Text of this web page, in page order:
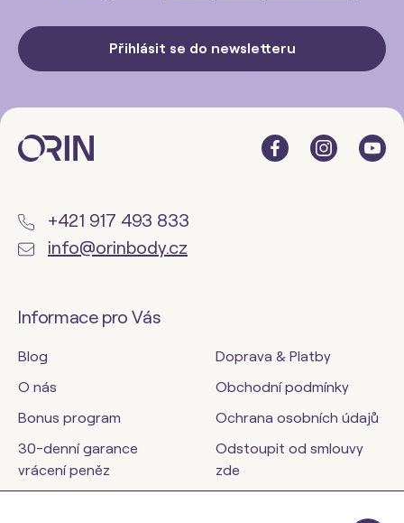
Přihlásit se do newsletteru
+421 917 493 833
info@orinbody.cz
Informace pro Vás
Blog
O nás
Bonus program
30-denní garance
vrácení peněz
Doprava & Platby
Obchodní podmínky
Ochrana osobních údajů
Odstoupit od smlouvy
zde